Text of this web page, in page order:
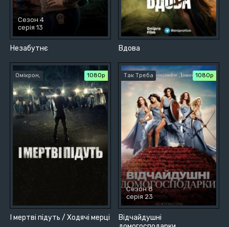
Незабутнє
Сезон 4
серія 13
Вдова
І мертві підуть / Ходячi мерцi
Омікрон, 1080p
Відчайдушні
Так Треба 1080p
Сезон 8
серія 23